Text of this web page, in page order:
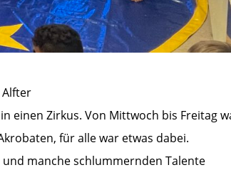
Alfter
einen Zirkus. Von Mittwoch bis Freitag
für alle war etwas dabei.
manche schlummernden Talente